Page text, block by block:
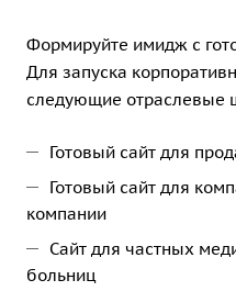
Формируйте имидж с
Для запуска
следующие отраслевые
Готовый сайт для
Готовый сайт для
компании
Сайт для частных
больниц